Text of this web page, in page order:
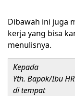
Dibawah ini juga
kerja yang bisa
menulisnya.
Kepada
Yth. Bapak/Ibu
di tempat